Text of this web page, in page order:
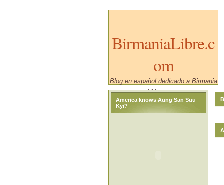
BirmaniaLibre.c
om
Blog en español dedicado a Birmania
/ Myanmar.
America knows Aung San Suu
Kyi?